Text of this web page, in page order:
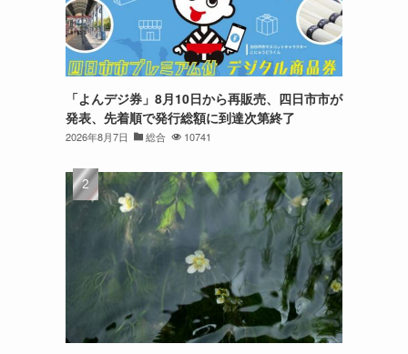
「よんデジ券」8月10日から再販売、四日市市が
発表、先着順で発行総額に到達次第終了
2026年8月7日 総合 10741